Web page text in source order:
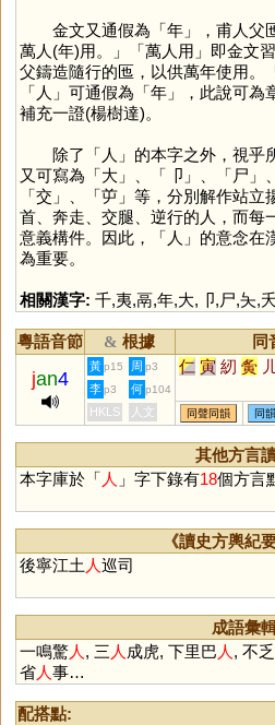
金文又通假為「年」，甫人父
萬人(年)用。」「萬人用」即金文
父鑄造隨行的匜，以供萬年使用。
「人 」可通假為「年」，此說可為
補充一證(楊樹達)。
除了「人 」的本字之外，視乎
又可寫為「大」、「 卩 」、「尸 」
「交 」、「屰」等，分別解作站立
首、奔走、交腿、逆行的人，而每
意義構件。因此，「人 」的意念在
為重要。
相關漢字: 千,夷,鬲,年,大, 卩,尸,夨,夭
粵語音節 & 根據 同
jan4
黃 p15 周 p3 仁 寅 紉 夤
李 p3 何 p104
HKLS 人文 同聲同韻 同
其他方言
本字庫於「 人 」字下錄有18個方言
《讀史方輿紀
後寧江土 人巡司
成語彙
一鳴驚人 , 三 人 成虎, 下里巴 人 , 不
省人事…
配搭點: